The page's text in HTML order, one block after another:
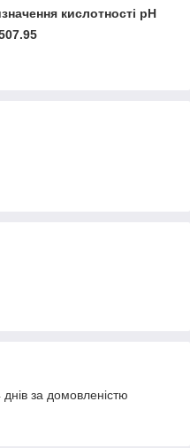
кислотності pH
за домовленістю